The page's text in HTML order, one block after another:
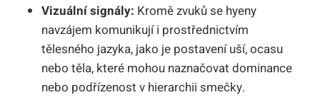
Vizuální signály: Kromě zvuků se hyeny
navzájem komunikují i prostřednictvím
tělesného jazyka, jako je postavení uší, ocasu
nebo těla, které mohou naznačovat dominance
nebo podřízenost v hierarchii smečky.